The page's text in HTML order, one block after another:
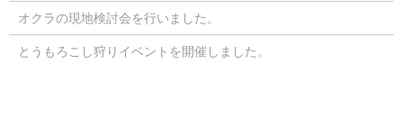
オクラの現地検討会を行いました。
とうもろこし狩りイベントを開催しました。